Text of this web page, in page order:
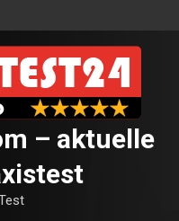
– aktuelle